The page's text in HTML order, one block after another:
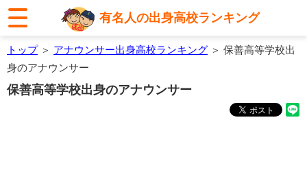
有名人の出身高校ランキング
トップ＞ アナウンサー出身高校ランキング ＞ 保善高等学校出
身のアナウンサー
保善高等学校出身のアナウンサー